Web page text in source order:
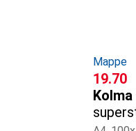
Mappe
CHF
19.70
Kolma